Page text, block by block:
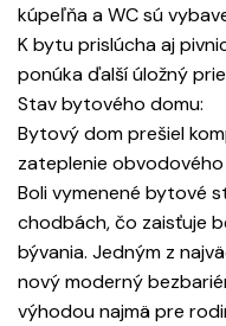
kúpeľňa a WC sú
K bytu prislúcha aj
ponúka ďalší úložný
Stav bytového domu:
Bytový dom prešiel
zateplenie
Boli vymenené bytové
chodbách, čo zaisťuje
bývania. Jedným z
nový moderný
výhodou najmä pre